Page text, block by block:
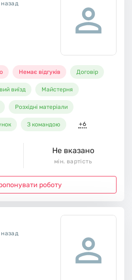
Немає відгуків Договір
виїзд Майстерня
Розхідні матеріали
З командою +6
Не вказано
мін. вартість
роботу